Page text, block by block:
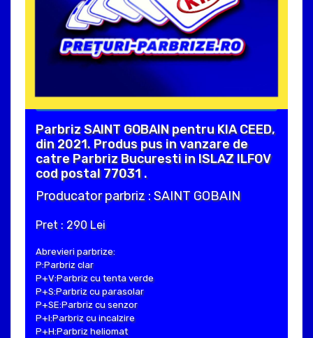
Parbriz SAINT GOBAIN pentru KIA CEED,
din 2021. Produs pus in vanzare de
catre Parbriz Bucuresti in ISLAZ ILFOV
cod postal 77031 .
Producator parbriz : SAINT GOBAIN
Pret : 290 Lei
Abrevieri parbrize:
P:Parbriz clar
P+V:Parbriz cu tenta verde
P+S:Parbriz cu parasolar
P+SE:Parbriz cu senzor
P+I:Parbriz cu incalzire
P+H:Parbriz heliomat